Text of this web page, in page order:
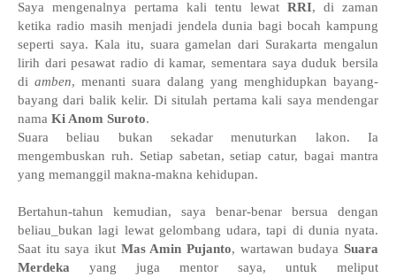
Saya mengenalnya pertama kali tentu lewat RRI, di zaman
ketika radio masih menjadi jendela dunia bagi bocah kampung
seperti saya. Kala itu, suara gamelan dari Surakarta mengalun
lirih dari pesawat radio di kamar, sementara saya duduk bersila
di amben, menanti suara dalang yang menghidupkan bayang-
bayang dari balik kelir. Di situlah pertama kali saya mendengar
nama Ki Anom Suroto.
Suara beliau bukan sekadar menuturkan lakon. Ia
mengembuskan ruh. Setiap sabetan, setiap catur, bagai mantra
yang memanggil makna-makna kehidupan.
Bertahun-tahun kemudian, saya benar-benar bersua dengan
beliau_bukan lagi lewat gelombang udara, tapi di dunia nyata.
Saat itu saya ikut Mas Amin Pujanto, wartawan budayaSuara
Merdeka yang juga mentor saya, untuk meliput